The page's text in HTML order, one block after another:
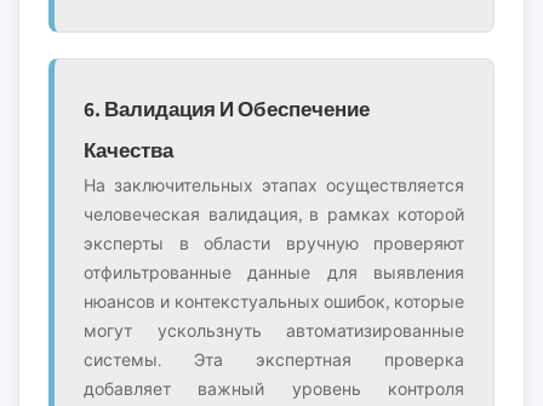
6. Валидация И Обеспечение
Качества
На заключительных этапах осуществляется
человеческая валидация, в рамках которой
эксперты в области вручную проверяют
отфильтрованные данные для выявления
нюансов и контекстуальных ошибок, которые
могут ускользнуть автоматизированные
системы. Эта экспертная проверка
добавляет важный уровень контроля